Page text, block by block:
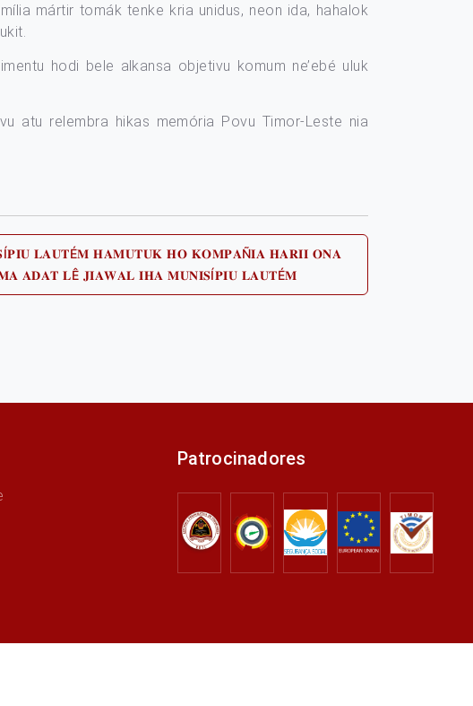
mártir tomák tenke kria unidus, neon ida, hahalok
hodi bele alkansa objetivu komum ne’ebé uluk
atu relembra hikas memória Povu Timor-Leste nia
Next
post:
𝐋𝐀𝐔𝐓É𝐌 𝐇𝐀𝐌𝐔𝐓𝐔𝐊 𝐇𝐎 𝐊𝐎𝐌𝐏𝐀Ñ𝐈𝐀 𝐇𝐀𝐑𝐈𝐈 𝐎𝐍𝐀
𝐀𝐃𝐀𝐓 𝐋Ê 𝐉𝐈𝐀𝐖𝐀𝐋 𝐈𝐇𝐀 𝐌𝐔𝐍𝐈𝐒Í𝐏𝐈𝐔 𝐋𝐀𝐔𝐓É𝐌
Patrocinadores